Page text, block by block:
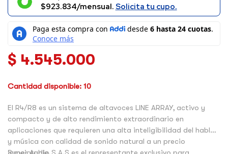
$923.834/mensual. Solicita tu cupo.
$ 4.545.000
Cantidad disponible: 10
El R4/R8 es un sistema de altavoces LINE ARRAY, activo y
compacto y de alto rendimiento extraordinario en
aplicaciones que requieren una alta inteligibilidad del habla
y música con calidad de sonido natural a un precio